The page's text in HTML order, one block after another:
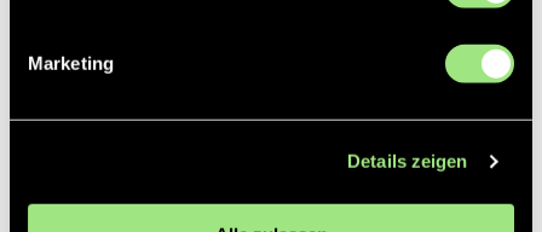
Marketing
Details zeigen